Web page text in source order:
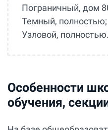
Пограничный, дом
Темный, полностью;
Узловой, полностью.
Особенности
обучения,